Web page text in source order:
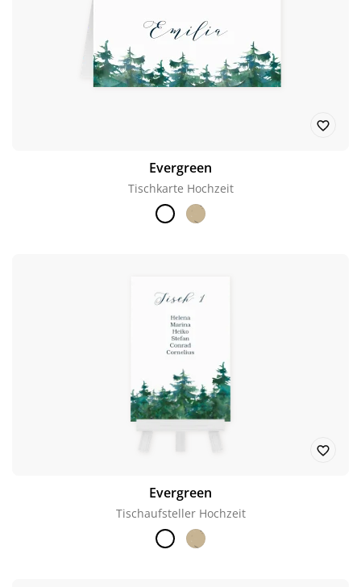
Evergreen
Tischkarte Hochzeit
Evergreen
Tischaufsteller Hochzeit